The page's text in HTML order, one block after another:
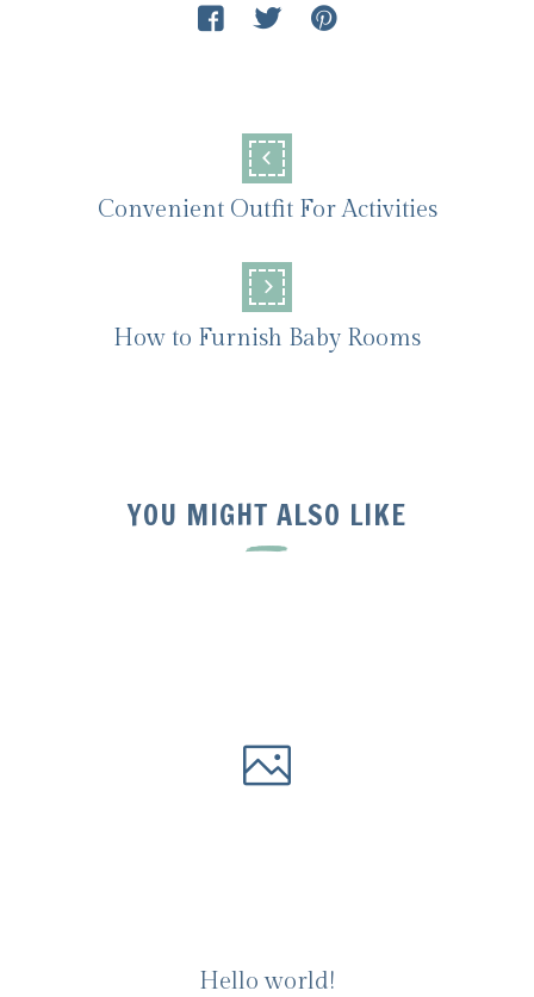
Convenient Outfit For Activities
How to Furnish Baby Rooms
YOU MIGHT ALSO LIKE
Hello world!